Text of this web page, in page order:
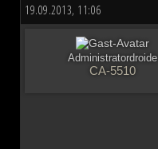
19.09.2013, 11:06
Administratordroide
CA-5510